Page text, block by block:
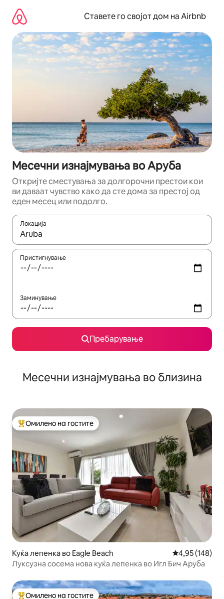
содржина
Ставете го својот дом на Airbnb
Месечни изнајмувања во Аруба
Откријте сместувања за долгорочни престои кои
ви даваат чувство како да сте дома за престој од
еден месец или подолго.
Локација
Кога резултатите се достапни, движете се со копчињата
Пристигнување
Заминување
Пребарување
Месечни изнајмувања во близина
Меѓу најуспешните „Омилени на гостите“
Омилено на гостите
Куќа лепенка во Eagle Beach Просечна
4,95 (148)
Луксузна сосема нова куќа лепенка во Игл Бич Аруба
Омилено на гостите